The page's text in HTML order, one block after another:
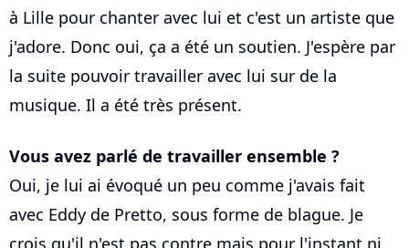
à Lille pour chanter avec lui et c'est un artiste que
j'adore. Donc oui, ça a été un soutien. J'espère par
la suite pouvoir travailler avec lui sur de la
musique. Il a été très présent.
Vous avez parlé de travailler ensemble ?
Oui, je lui ai évoqué un peu comme j'avais fait
avec Eddy de Pretto, sous forme de blague. Je
crois qu'il n'est pas contre mais pour l'instant ni